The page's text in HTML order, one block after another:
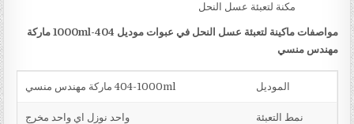
مكنة لتعبئة عسل النحل
مواصفات ماكينة لتعبئة عسل النحل في عبوات موديل 404-1000ml
ماركة
مهندس منسي
الموديل 404-1000ml ماركة مهندس منسي
نمط التعبئة واحد نوزل اي واحد مخرج